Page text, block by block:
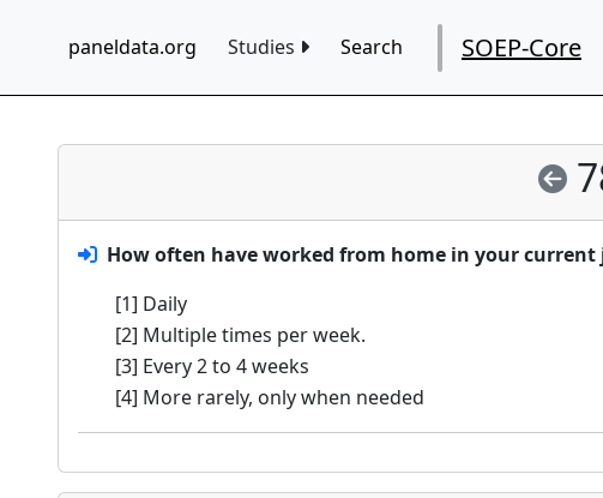
paneldata.org Studies Search SOEP-Core
How often have worked from home in your
[1] Daily
[2] Multiple times per week.
[3] Every 2 to 4 weeks
[4] More rarely, only when needed